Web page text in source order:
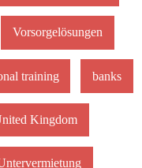
Vorsorgelösungen
training banks
Kingdom